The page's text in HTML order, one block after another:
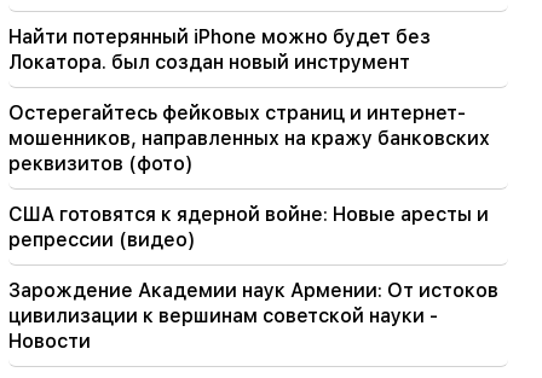
«Публикация». На счет уходящих депутатов
перечислено 5 млн драмов
00:23
Еще 6 лет и навсегда в «Реале» Винисиус
00:09
Тайфун «Дельфин» движется в сторону
Китая. до 30 миллионов человек находятся в
опасности
23:07
Комитас, Чайковский, Беттинелли и другие:
«Музыкальный мост» в исполнении
арцахского «Вараракна»
Найти потерянный iPhone можно будет без
Локатора. был создан новый инструмент
Остерегайтесь фейковых страниц и интернет-
мошенников, направленных на кражу банковских
реквизитов (фото)
США готовятся к ядерной войне: Новые аресты и
репрессии (видео)
Зарождение Академии наук Армении: От истоков
цивилизации к вершинам советской науки -
Новости